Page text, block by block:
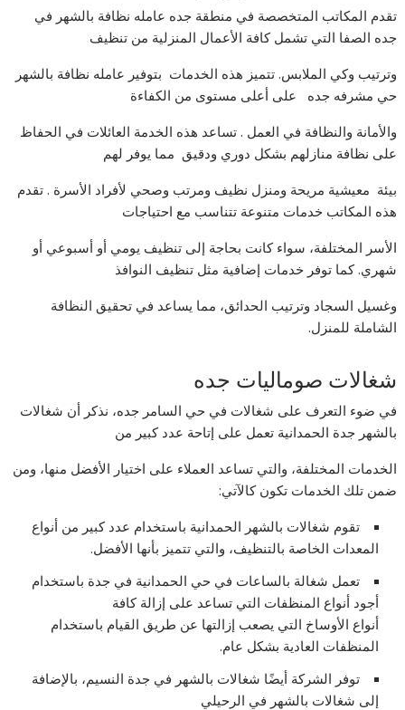
تقدم المكاتب المتخصصة في منطقة جده عامله نظافة بالشهر في
جده الصفا التي تشمل كافة الأعمال المنزلية من تنظيف
وترتيب وكي الملابس. تتميز هذه الخدمات بتوفير عامله نظافة بالشهر
حي مشرفه جده على أعلى مستوى من الكفاءة
والأمانة والنظافة في العمل . تساعد هذه الخدمة العائلات في الحفاظ
على نظافة منازلهم بشكل دوري ودقيق مما يوفر لهم
بيئة معيشية مريحة ومنزل نظيف ومرتب وصحي لأفراد الأسرة . تقدم
هذه المكاتب خدمات متنوعة تتناسب مع احتياجات
الأسر المختلفة، سواء كانت بحاجة إلى تنظيف يومي أو أسبوعي أو
شهري. كما توفر خدمات إضافية مثل تنظيف النوافذ
وغسيل السجاد وترتيب الحدائق، مما يساعد في تحقيق النظافة
الشاملة للمنزل.
شغالات صوماليات جده
في ضوء التعرف على شغالات في حي السامر جده، نذكر أن شغالات
بالشهر جدة الحمدانية تعمل على إتاحة عدد كبير من
الخدمات المختلفة، والتي تساعد العملاء على اختيار الأفضل منها، ومن
ضمن تلك الخدمات تكون كالآتي:
تقوم شغالات بالشهر الحمدانية باستخدام عدد كبير من أنواع
المعدات الخاصة بالتنظيف، والتي تتميز بأنها الأفضل.
تعمل شغالة بالساعات في حي الحمدانية في جدة باستخدام
أجود أنواع المنظفات التي تساعد على إزالة كافة
أنواع الأوساخ التي يصعب إزالتها عن طريق القيام باستخدام
المنظفات العادية بشكل عام.
توفر الشركة أيضًا شغالات بالشهر في جدة النسيم، بالإضافة
إلى شغالات بالشهر في الرحيلي